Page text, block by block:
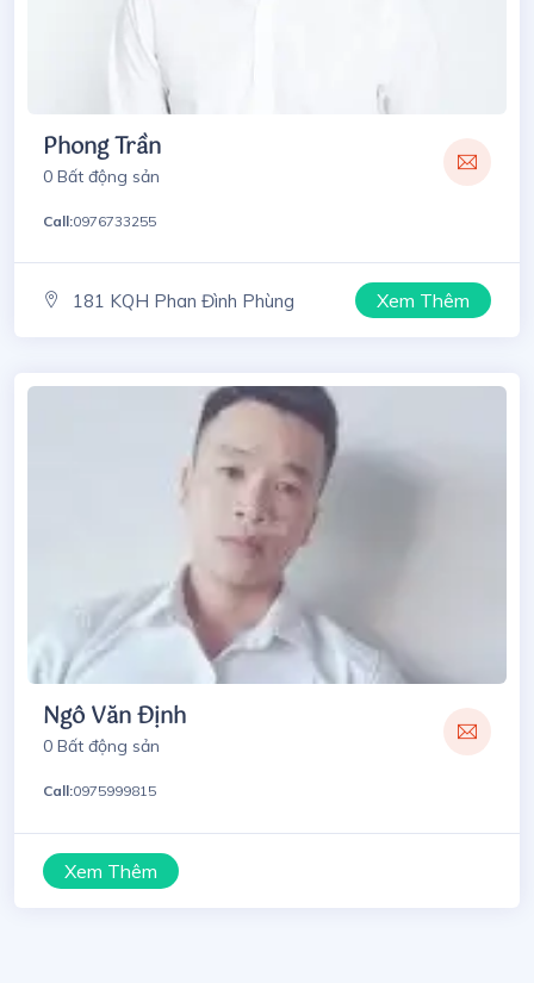
Phong Trần
0 Bất động sản
Call:0976733255
181 KQH Phan Đình Phùng Xem Thêm
Ngô Văn Định
0 Bất động sản
Call:0975999815
Xem Thêm